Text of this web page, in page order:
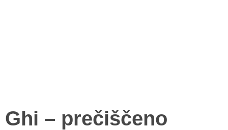
Ghi – prečiščeno